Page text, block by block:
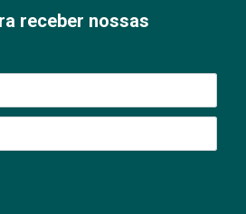
receber nossas